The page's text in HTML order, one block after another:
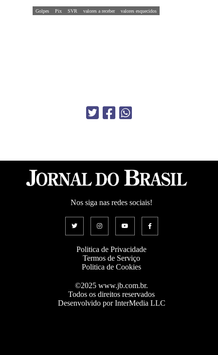
Golpes Pix SVR valores a receber valores esquecidos
Nos siga nas redes sociais!
Politica de Privacidade
Termos de Serviço
Politica de Cookies
©2025 www.jb.com.br.
Todos os direitos reservados
Desenvolvido por InterMedia LLC